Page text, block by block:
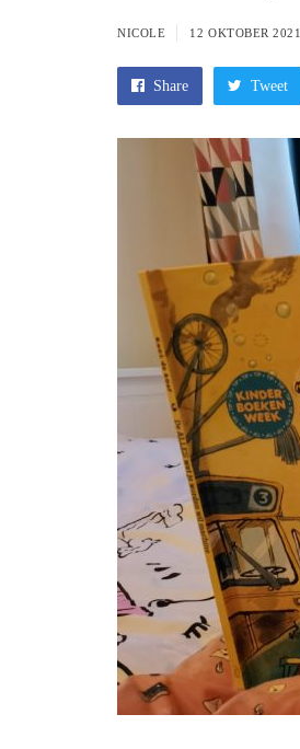
NICOLE 12 OKTOBER 2021
Share Tweet